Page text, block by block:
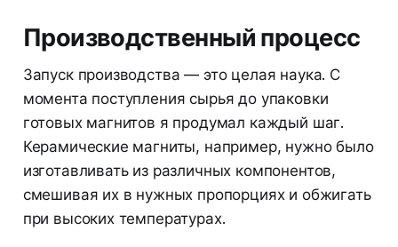
Производственный процесс
Запуск производства — это целая наука. С
момента поступления сырья до упаковки
готовых магнитов я продумал каждый шаг.
Керамические магниты, например, нужно было
изготавливать из различных компонентов,
смешивая их в нужных пропорциях и обжигать
при высоких температурах.